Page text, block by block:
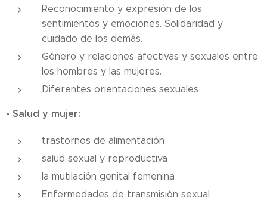
Reconocimiento y expresión de los
sentimientos y emociones. Solidaridad y
cuidado de los demás.
Género y relaciones afectivas y sexuales entre
los hombres y las mujeres.
Diferentes orientaciones sexuales
- Salud y mujer:
trastornos de alimentación
salud sexual y reproductiva
la mutilación genital femenina
Enfermedades de transmisión sexual